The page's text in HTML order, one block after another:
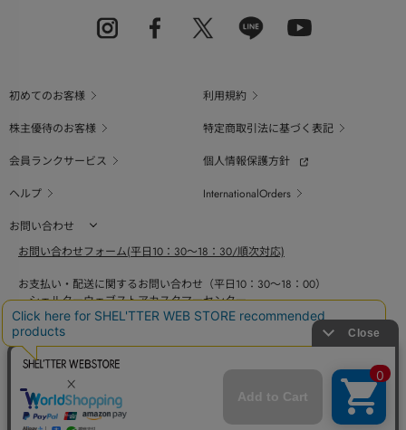
初めてのお客様
利用規約
株主優待のお客様
特定商取引法に基づく表記
会員ランクサービス
個人情報保護方針
ヘルプ
InternationalOrders
お問い合わせ
お問い合わせフォーム(平日10：30～18：30/順次対応)
お支払い・配送に関するお問い合わせ（平日10：30～18：00）
シェルターウェブストアカスタマーセンター
0800-123-6820
商品の素材、サイズ、仕様等に関するお問い合せ（平日10：30～18：00）
バロックジャパンリミテッドコールセンター
03-6730-9191
BAROQUE JAPAN LIMITED